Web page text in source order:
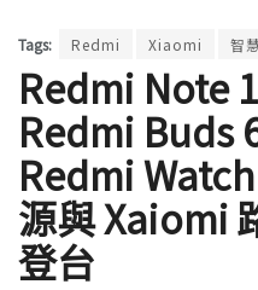
Tags: Redmi Xiaomi 智
Redmi Note
Redmi Buds
Redmi
源與 Xaiomi
登台